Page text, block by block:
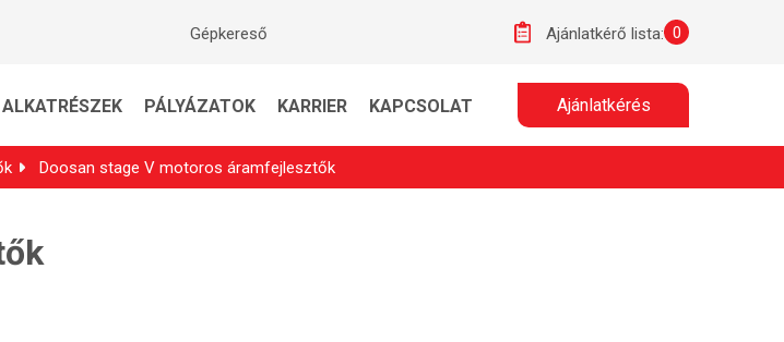
Gépkereső Ajánlatkérő lista: 0
ALKATRÉSZEK PÁLYÁZATOK KARRIER KAPCSOLAT Ajánlatkérés
Doosan stage V motoros áramfejlesztők